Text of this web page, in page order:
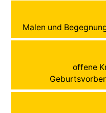
Malen und
offene